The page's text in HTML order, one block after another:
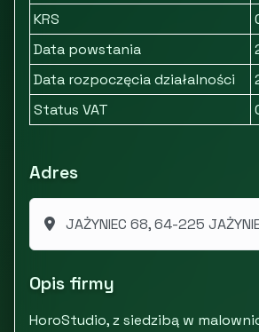
KRS
Data powstania
Data rozpoczęcia działalności
Status VAT
Adres
JAŻYNIEC 68, 64-225
Opis firmy
HoroStudio, z siedzibą w